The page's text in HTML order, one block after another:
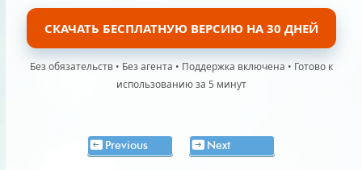
СКАЧАТЬ БЕСПЛАТНУЮ ВЕРСИЮ НА 30 ДНЕЙ
Без обязательств • Без агента • Поддержка включена • Готово к
использованию за 5 минут
Previous Next